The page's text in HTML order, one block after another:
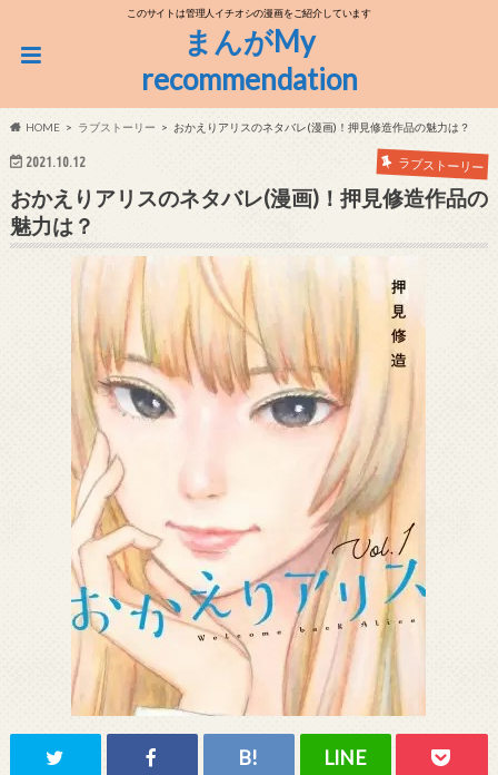
このサイトは管理人イチオシの漫画をご紹介しています
まんがMy
recommendation
HOME ラブストーリー おかえりアリスのネタバレ(漫画)！押見修造作品の魅力は？
2021.10.12 ラブストーリー
おかえりアリスのネタバレ(漫画)！押見修造作品の
魅力は？